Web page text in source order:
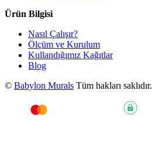
Ürün Bilgisi
Nasıl Çalışır?
Ölçüm ve Kurulum
Kullandığımız Kağıtlar
Blog
© Babylon Murals Tüm hakları saklıdır.